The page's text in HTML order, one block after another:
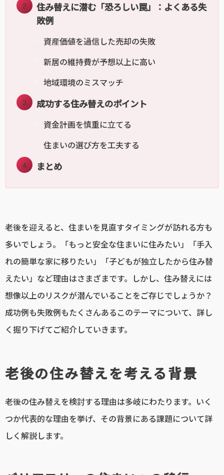
住み替えに潜む「恐ろしい罠」：よくある失
敗例
資産価値を過信した売却の失敗
新居の維持費が予想以上に高い
地域環境のミスマッチ
成功する住み替えのポイント
資金計画を慎重に立てる
住まいの選び方を工夫する
まとめ
老後を迎えると、住まいを見直すタイミングが訪れる方も
多いでしょう。「もっと安全な住まいに住みたい」「手入
れの簡単な家に移りたい」「子どもが独立したから住み替
えたい」など理由はさまざまです。しかし、住み替えには
想像以上のリスクが潜んでいることをご存じでしょうか？
成功例も失敗例もたくさんあるこのテーマについて、詳し
く掘り下げてご紹介していきます。
老後の住み替えを考える背景
老後の住み替えを検討する理由は多岐にわたります。いく
つか代表的な理由を挙げ、その背景にある課題について詳
しく解説します。